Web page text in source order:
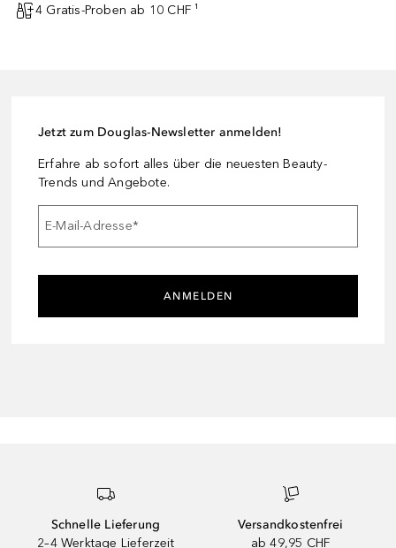
4 Gratis-Proben ab 10 CHF ¹
Jetzt zum Douglas-Newsletter anmelden!
Erfahre ab sofort alles über die neuesten Beauty-
Trends und Angebote.
E-Mail-Adresse*
ANMELDEN
Schnelle Lieferung
2–4 Werktage Lieferzeit
Versandkostenfrei
ab 49,95 CHF